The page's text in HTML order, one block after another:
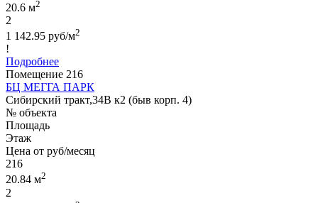
20.6 м2
2
1 142.95 руб/м2
!
Подробнее
Помещение 216
БЦ МЕГГА ПАРК
Сибирский тракт,34В к2 (быв корп. 4)
№ объекта
Площадь
Этаж
Цена от руб/месяц
216
20.84 м2
2